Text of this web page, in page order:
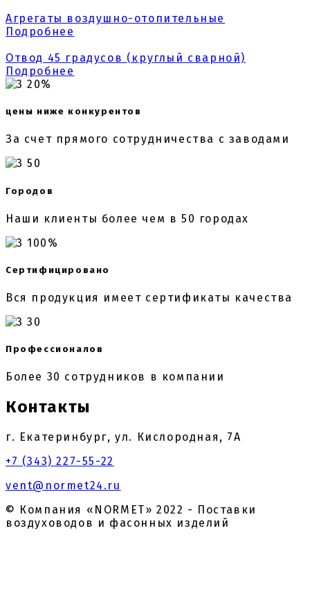
Агрегаты воздушно-отопительные
Подробнее
Отвод 45 градусов (круглый сварной)
Подробнее
20%
цены ниже конкурентов
За счет прямого сотрудничества с заводами
50
Городов
Наши клиенты более чем в 50 городах
100%
Сертифицировано
Вся продукция имеет сертификаты качества
30
Профессионалов
Более 30 сотрудников в компании
Контакты
г. Екатеринбург, ул. Кислородная, 7А
+7 (343) 227-55-22
vent@normet24.ru
© Компания «NORMET» 2022 - Поставки
воздуховодов и фасонных изделий